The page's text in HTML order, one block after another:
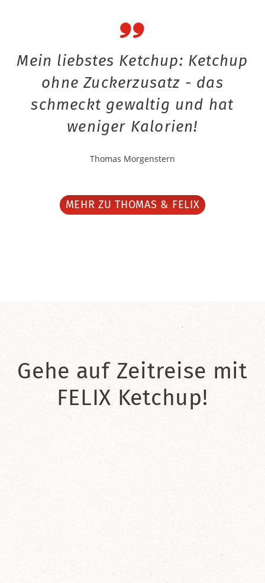
Mein liebstes Ketchup: Ketchup
ohne Zuckerzusatz - das
schmeckt gewaltig und hat
weniger Kalorien!
Thomas Morgenstern
MEHR ZU THOMAS & FELIX
Gehe auf Zeitreise mit
FELIX Ketchup!